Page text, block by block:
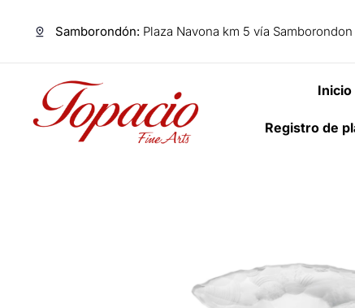
Samborondón: Plaza Navona km 5 vía
Inicio
Registro de